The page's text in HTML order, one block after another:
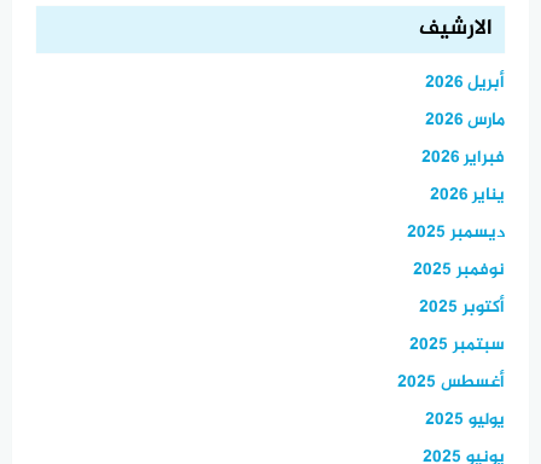
الارشيف
أبريل 2026
مارس 2026
فبراير 2026
يناير 2026
ديسمبر 2025
نوفمبر 2025
أكتوبر 2025
سبتمبر 2025
أغسطس 2025
يوليو 2025
يونيو 2025